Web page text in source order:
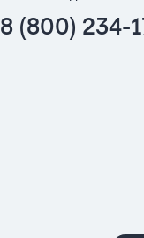
8 (800) 234-